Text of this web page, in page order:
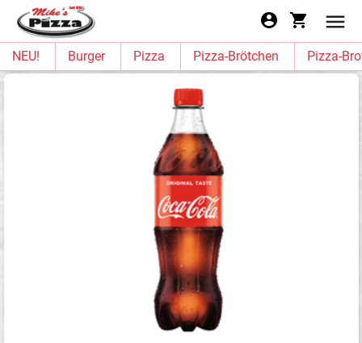
NEU! Burger Pizza Pizza-Brötchen Pizza-